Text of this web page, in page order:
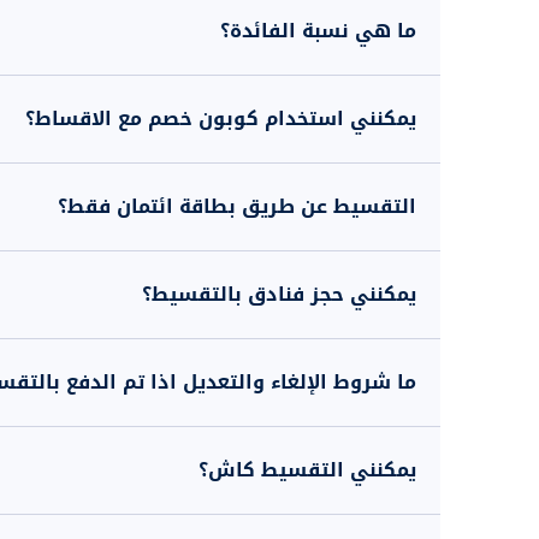
ما هي نسبة الفائدة؟
يمكنني استخدام كوبون خصم مع الاقساط؟
التقسيط عن طريق بطاقة ائتمان فقط؟
يمكنني حجز فنادق بالتقسيط؟
ما شروط الإلغاء والتعديل اذا تم الدفع
يمكنني التقسيط كاش؟